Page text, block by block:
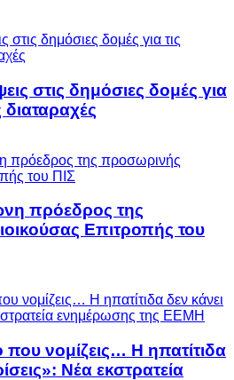
στις δημόσιες δομές για
διαταραχές
πρόεδρος της
Επιτροπής του
που νομίζεις… Η ηπατίτιδα
Νέα εκστρατεία